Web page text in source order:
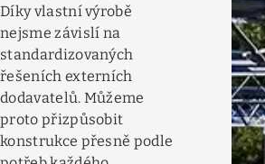
Díky vlastní výrobě
nejsme závislí na
standardizovaných
řešeních externích
dodavatelů. Můžeme
proto přizpůsobit
konstrukce přesně podle